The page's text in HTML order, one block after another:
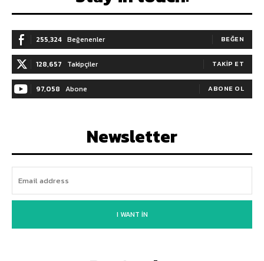
255,324 Beğenenler BEĞEN
128,657 Takipçiler TAKIP ET
97,058 Abone ABONE OL
Newsletter
I WANT IN